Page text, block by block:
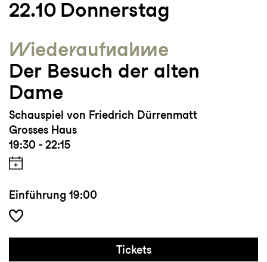
22.10 Donnerstag
Wieder­aufnahme
Der Besuch der alten
Dame
Schauspiel von Friedrich Dürrenmatt
Grosses Haus
19:30 - 22:15
Einführung 19:00
Tickets